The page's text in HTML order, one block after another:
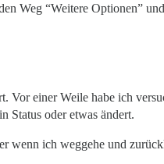
Weg “Weitere Optionen”
Vor einer Weile habe ich
Status oder etwas ändert.
wenn ich weggehe und